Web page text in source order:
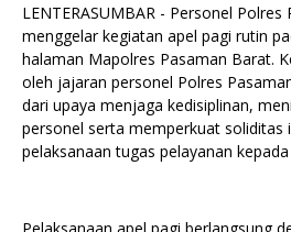
LENTERASUMBAR - Personel
menggelar kegiatan apel pagi rutin
halaman Mapolres Pasaman Barat.
oleh jajaran personel Polres
dari upaya menjaga kedisiplinan,
personel serta memperkuat soliditas
pelaksanaan tugas pelayanan